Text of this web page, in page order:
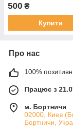
500 ₴
Купити
Про нас
100%
Працює з
м. Бортничи
02000, Киев
Бортничи,